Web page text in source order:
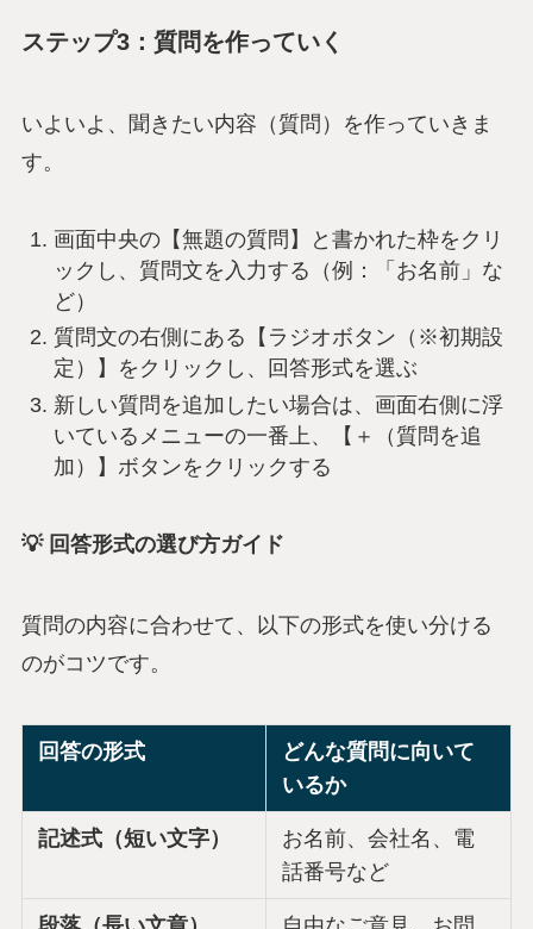
ステップ3：質問を作っていく
いよいよ、聞きたい内容（質問）を作っていきま
す。
画面中央の【無題の質問】と書かれた枠をクリ
ックし、質問文を入力する（例：「お名前」な
ど）
質問文の右側にある【ラジオボタン（※初期設
定）】をクリックし、回答形式を選ぶ
新しい質問を追加したい場合は、画面右側に浮
いているメニューの一番上、【＋（質問を追
加）】ボタンをクリックする
💡 回答形式の選び方ガイド
質問の内容に合わせて、以下の形式を使い分ける
のがコツです。
回答の形式
どんな質問に向いて
いるか
記述式（短い文字）
お名前、会社名、電
話番号など